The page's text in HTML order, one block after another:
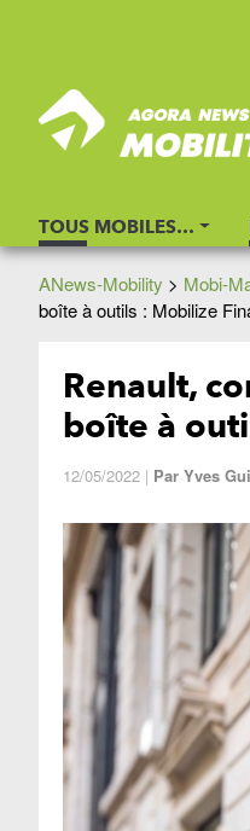
TOUS MOBILES…
ANews-Mobility > Mobi-
boîte à outils : Mobilize
Renault,
boîte à
12/05/2022 | Par Yves